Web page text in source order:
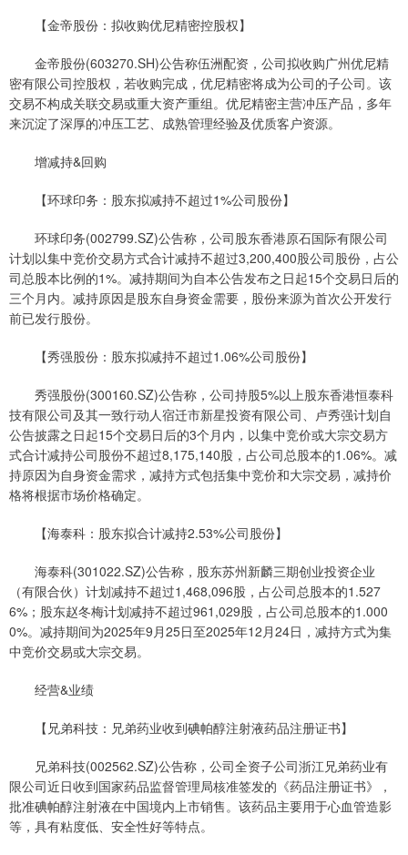
【金帝股份：拟收购优尼精密控股权】
金帝股份(603270.SH)公告称伍洲配资，公司拟收购广州优尼精
密有限公司控股权，若收购完成，优尼精密将成为公司的子公司。该
交易不构成关联交易或重大资产重组。优尼精密主营冲压产品，多年
来沉淀了深厚的冲压工艺、成熟管理经验及优质客户资源。
增减持&回购
【环球印务：股东拟减持不超过1%公司股份】
环球印务(002799.SZ)公告称，公司股东香港原石国际有限公司
计划以集中竞价交易方式合计减持不超过3,200,400股公司股份，占公
司总股本比例的1%。减持期间为自本公告发布之日起15个交易日后的
三个月内。减持原因是股东自身资金需要，股份来源为首次公开发行
前已发行股份。
【秀强股份：股东拟减持不超过1.06%公司股份】
秀强股份(300160.SZ)公告称，公司持股5%以上股东香港恒泰科
技有限公司及其一致行动人宿迁市新星投资有限公司、卢秀强计划自
公告披露之日起15个交易日后的3个月内，以集中竞价或大宗交易方
式合计减持公司股份不超过8,175,140股，占公司总股本的1.06%。减
持原因为自身资金需求，减持方式包括集中竞价和大宗交易，减持价
格将根据市场价格确定。
【海泰科：股东拟合计减持2.53%公司股份】
海泰科(301022.SZ)公告称，股东苏州新麟三期创业投资企业
（有限合伙）计划减持不超过1,468,096股，占公司总股本的1.527
6%；股东赵冬梅计划减持不超过961,029股，占公司总股本的1.000
0%。减持期间为2025年9月25日至2025年12月24日，减持方式为集
中竞价交易或大宗交易。
经营&业绩
【兄弟科技：兄弟药业收到碘帕醇注射液药品注册证书】
兄弟科技(002562.SZ)公告称，公司全资子公司浙江兄弟药业有
限公司近日收到国家药品监督管理局核准签发的《药品注册证书》，
批准碘帕醇注射液在中国境内上市销售。该药品主要用于心血管造影
等，具有粘度低、安全性好等特点。